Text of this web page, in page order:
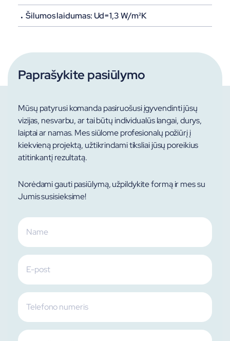
Šilumos laidumas: Ud=1,3 W/m²K
Paprašykite pasiūlymo
Mūsų patyrusi komanda pasiruošusi įgyvendinti jūsų
vizijas, nesvarbu, ar tai būtų individualūs langai, durys,
laiptai ar namas. Mes siūlome profesionalų požiūrį į
kiekvieną projektą, užtikrindami tiksliai jūsų poreikius
atitinkantį rezultatą.
Norėdami gauti pasiūlymą, užpildykite formą ir mes su
Jumis susisieksime!